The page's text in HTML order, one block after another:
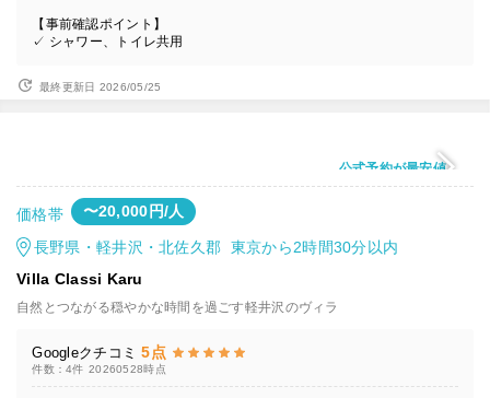
【事前確認ポイント】
✓ シャワー、トイレ共用
最終更新日 2026/05/25
公式予約が最安値
価格帯 〜20,000円/人
長野県・軽井沢・北佐久郡 東京から2時間30分以内
Villa Classi Karu
自然とつながる穏やかな時間を過ごす軽井沢のヴィラ
Googleクチコミ 5点
件数：4件 20260528時点